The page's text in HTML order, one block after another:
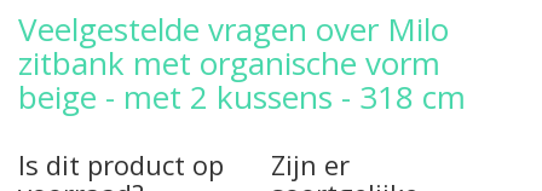
Veelgestelde vragen over Milo
zitbank met organische vorm
beige - met 2 kussens - 318 cm
Is dit product op
Zijn er